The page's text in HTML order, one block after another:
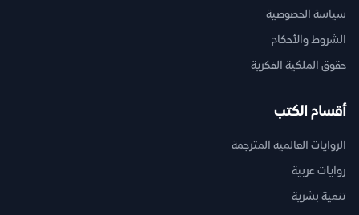
سياسة الخصوصية
الشروط والأحكام
حقوق الملكية الفكرية
أقسام الكتب
الروايات العالمية المترجمة
روايات عربية
تنمية بشرية